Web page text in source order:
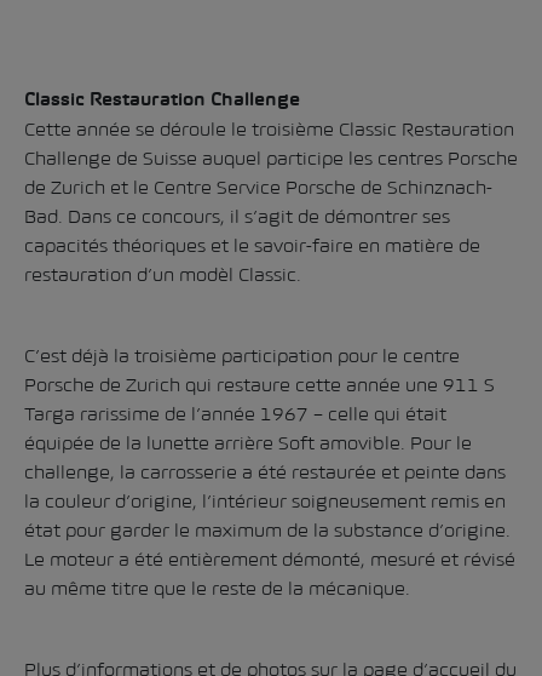
Classic Restauration Challenge
Cette année se déroule le troisième Classic Restauration
Challenge de Suisse auquel participe les centres Porsche
de Zurich et le Centre Service Porsche de Schinznach-
Bad. Dans ce concours, il s’agit de démontrer ses
capacités théoriques et le savoir-faire en matière de
restauration d’un modèl Classic.
C’est déjà la troisième participation pour le centre
Porsche de Zurich qui restaure cette année une 911 S
Targa rarissime de l’année 1967 – celle qui était
équipée de la lunette arrière Soft amovible. Pour le
challenge, la carrosserie a été restaurée et peinte dans
la couleur d’origine, l’intérieur soigneusement remis en
état pour garder le maximum de la substance d’origine.
Le moteur a été entièrement démonté, mesuré et révisé
au même titre que le reste de la mécanique.
Plus d’informations et de photos sur la page d’accueil du